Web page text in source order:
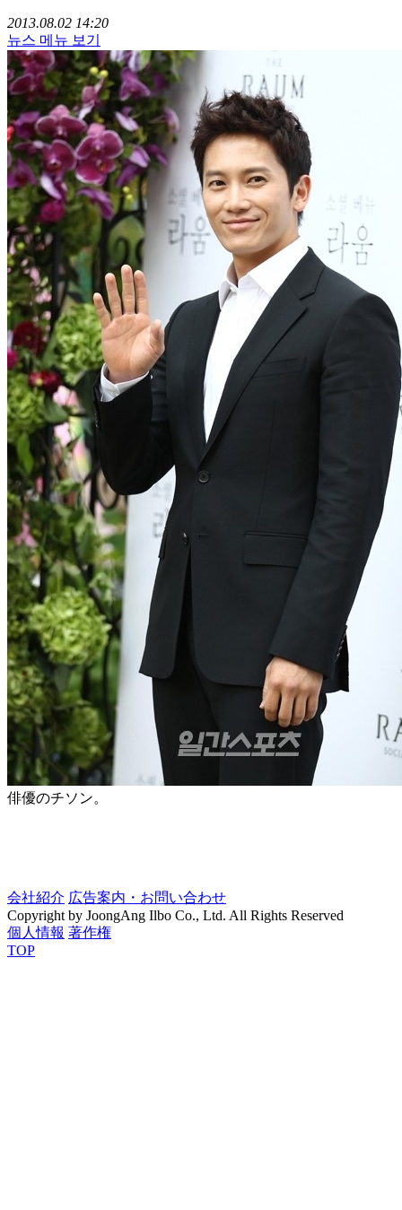
2013.08.02 14:20
뉴스 메뉴 보기
俳優のチソン。
会社紹介 広告案内・お問い合わせ
Copyright by JoongAng Ilbo Co., Ltd. All Rights Reserved
個人情報 著作権
TOP